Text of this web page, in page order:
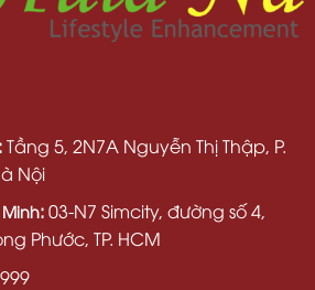
Tầng 5, 2N7A Nguyễn Thị Thập, P.
Nội
:03-N7 Simcity, đường số 4,
Phước, TP. HCM